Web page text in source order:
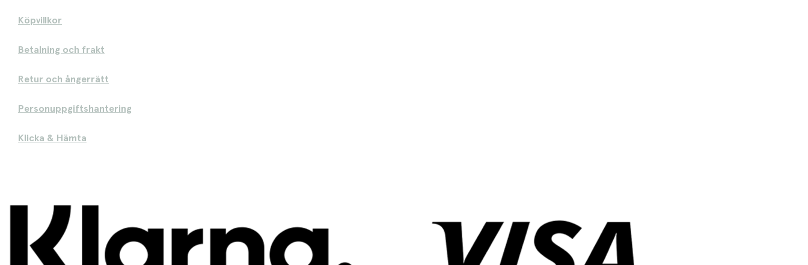
Köpvillkor
Betalning och frakt
Retur och ångerrätt
Personuppgiftshantering
Klicka & Hämta